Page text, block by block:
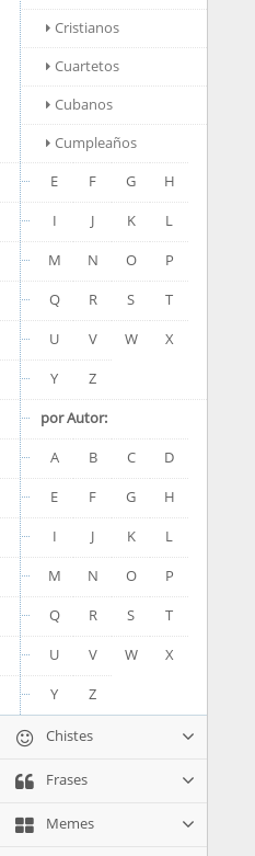
Cristianos
Cuartetos
Cubanos
Cumpleaños
E
F G
H
I
J K
L
M
N O
P
Q
R S
T
U
V W
X
Y
Z
por Autor:
A
B C
D
E
F G
H
I
J K
L
M
N O
P
Q
R S
T
U
V W
X
Y
Z
Chistes
Frases
Memes